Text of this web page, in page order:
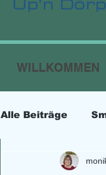
WILLKOMMEN
Alle Beiträge